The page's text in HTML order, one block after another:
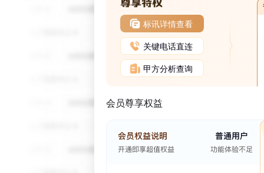
标讯详情查看
关键电话直连
甲方分析查询
会员尊享权益